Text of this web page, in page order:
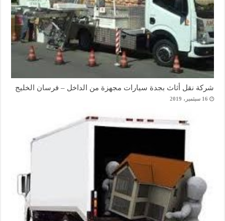
شركة نقل أثاث بجدة سيارات مجهزة من الداخل – فرسان الخليج
16 سبتمبر، 2019